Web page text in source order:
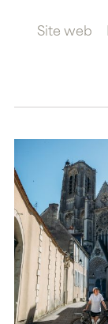
Site web